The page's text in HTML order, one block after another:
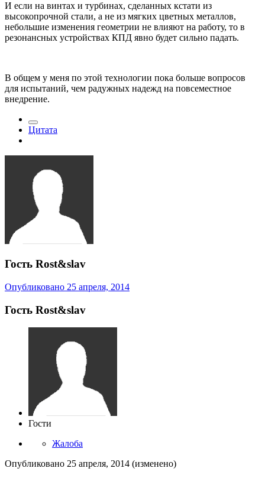
И если на винтах и турбинах, сделанных кстати из
высокопрочной стали, а не из мягких цветных металлов,
небольшие изменения геометрии не влияют на работу, то в
резонансных устройствах КПД явно будет сильно падать.
В общем у меня по этой технологии пока больше вопросов
для испытаний, чем радужных надежд на повсеместное
внедрение.
Цитата
Гость Rost&slav
Опубликовано 25 апреля, 2014
Гость Rost&slav
Гости
Жалоба
Опубликовано 25 апреля, 2014 (изменено)